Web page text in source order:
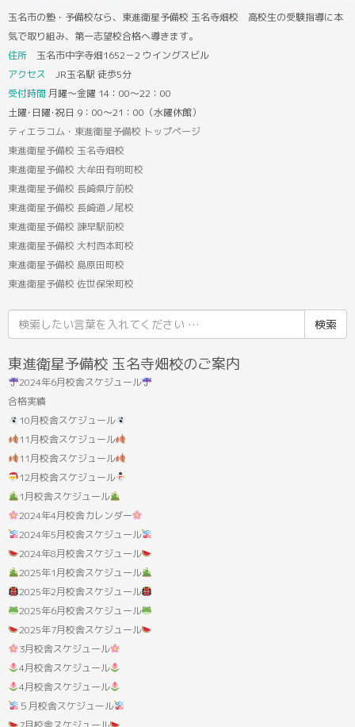
玉名市の塾・予備校なら、東進衛星予備校 玉名寺畑校 高校生の受験指導に本
気で取り組み、第一志望校合格へ導きます。
住所 玉名市中字寺畑1652－2 ウイングスビル
アクセス JR玉名駅 徒歩5分
受付時間 月曜～金曜 14：00～22：00
土曜･日曜･祝日 9：00～21：00（水曜休館）
ティエラコム・東進衛星予備校 トップページ
東進衛星予備校 玉名寺畑校
東進衛星予備校 大牟田有明町校
東進衛星予備校 長崎県庁前校
東進衛星予備校 長崎道ノ尾校
東進衛星予備校 諫早駅前校
東進衛星予備校 大村西本町校
東進衛星予備校 島原田町校
東進衛星予備校 佐世保栄町校
索
結
果:
東進衛星予備校 玉名寺畑校のご案内
2024年6月校舎スケジュール
合格実績
10月校舎スケジュール
11月校舎スケジュール
11月校舎スケジュール
12月校舎スケジュール
1月校舎スケジュール
2024年4月校舎カレンダー
2024年5月校舎スケジュール
2024年8月校舎スケジュール
2025年1月校舎スケジュール
2025年2月校舎スケジュール
2025年6月校舎スケジュール
2025年7月校舎スケジュール
3月校舎スケジュール
4月校舎スケジュール
4月校舎スケジュール
５月校舎スケジュール